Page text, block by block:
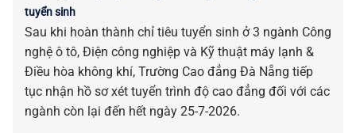
tuyển sinh
Sau khi hoàn thành chỉ tiêu tuyển sinh ở 3 ngành Công
nghệ ô tô, Điện công nghiệp và Kỹ thuật máy lạnh &
Điều hòa không khí, Trường Cao đẳng Đà Nẵng tiếp
tục nhận hồ sơ xét tuyển trình độ cao đẳng đối với các
ngành còn lại đến hết ngày 25-7-2026.